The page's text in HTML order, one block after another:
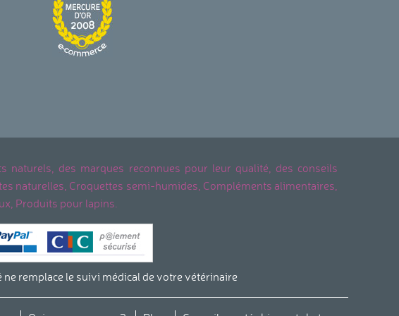
naturels, des marques reconnues pour leur qualité, des conseils
naturelles, Croquettes semi-humides, Compléments alimentaires,
Produits pour lapins.
remplace le suivi médical de votre vétérinaire
avec les réglementations. Personnalisez vos préférences pour